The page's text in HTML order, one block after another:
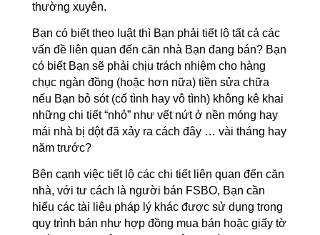
thường xuyên.
Bạn có biết theo luật thì Bạn phải tiết lộ tất cả các
vấn đề liên quan đến căn nhà Bạn đang bán? Bạn
có biết Bạn sẽ phải chịu trách nhiệm cho hàng
chục ngàn đồng (hoặc hơn nữa) tiền sửa chữa
nếu Bạn bỏ sót (cố tình hay vô tình) không kê khai
những chi tiết “nhỏ” như vết nứt ở nền móng hay
mái nhà bị dột đã xảy ra cách đây … vài tháng hay
năm trước?
Bên cạnh việc tiết lộ các chi tiết liên quan đến căn
nhà, với tư cách là người bán FSBO, Bạn cần
hiểu các tài liệu pháp lý khác được sử dụng trong
quy trình bán như hợp đồng mua bán hoặc giấy tờ